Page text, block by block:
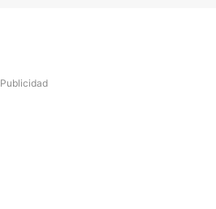
Publicidad